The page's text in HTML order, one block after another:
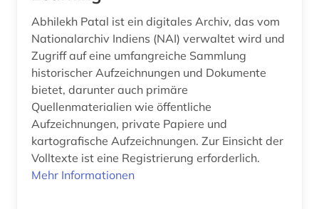
behinderung (2)
behörde (2)
beitrittsstaaten (1)
bekleidung (1)
belgien (8)
Abhilekh Patal ist ein digitales Archiv, das vom
Nationalarchiv Indiens (NAI) verwaltet wird und
Zugriff auf eine umfangreiche Sammlung
historischer Aufzeichnungen und Dokumente
bietet, darunter auch primäre
Quellenmaterialien wie öffentliche
Aufzeichnungen, private Papiere und
kartografische Aufzeichnungen. Zur Einsicht der
Volltexte ist eine Registrierung erforderlich.
Mehr Informationen